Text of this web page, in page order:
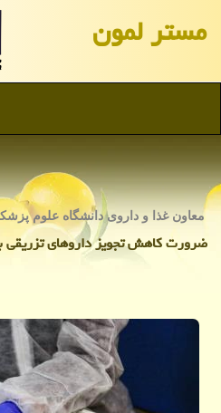
مستر لمون
معاون غذا و داروی دانشگاه علوم
ضرورت كاهش تجویز داروهای تزریقی